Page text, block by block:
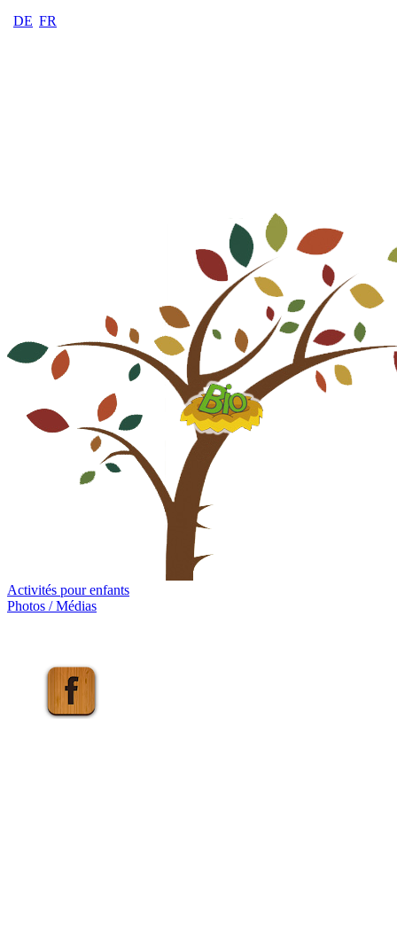
DE FR
Activités pour enfants
Photos / Médias